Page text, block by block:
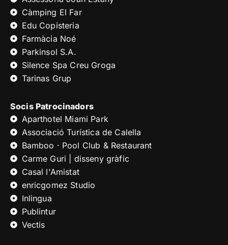
Càmping El Far
Edu Copisteria
Farmàcia Noé
Parkinsol S.A.
Silence Spa Creu Groga
Tarinas Grup
Socis Patrocinadors
Aparthotel Miami Park
Associació Turística de Calella
Bamboo · Pool Club & Restaurant
Carme Guri | disseny gràfic
Casal l'Amistat
enricgomez Studio
Inlingua
Publintur
Vectis